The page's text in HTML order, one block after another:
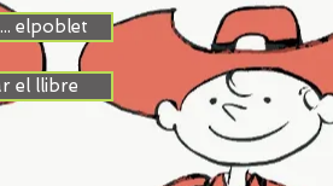
elpoblet
el llibre